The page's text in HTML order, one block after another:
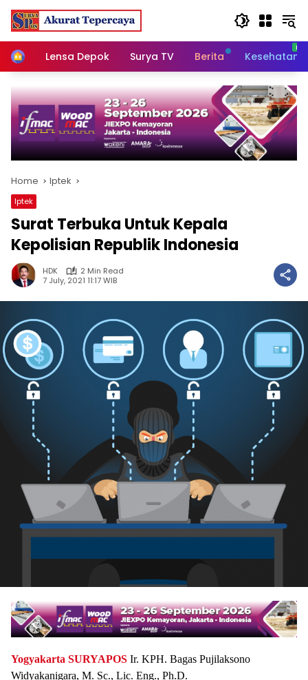
Skip
content
HomeLensa Depok Surya TV Berita Kesehatan
Home Iptek
Iptek
Surat Terbuka Untuk Kepala
Kepolisian Republik Indonesia
HDK
2 Min Read
7 July, 2021 11:17 WIB
Yogyakarta SURYAPOS Ir. KPH. Bagas Pujilaksono
Widyakanigara, M. Sc., Lic. Eng., Ph.D.